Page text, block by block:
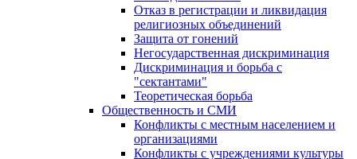
Отказ в регистрации и ликвидация
религиозных объединений
Защита от гонений
Негосударственная дискриминация
Дискриминация и борьба с
"сектантами"
Теоретическая борьба
Общественность и СМИ
Конфликты с местным населением и
организациями
Конфликты с учреждениями культуры